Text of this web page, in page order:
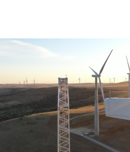
Parque eólico Nxuba, África do Sul